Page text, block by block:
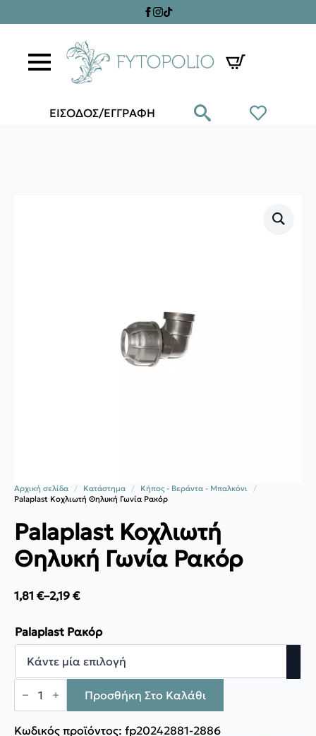
ΕΙΣΟΔΟΣ/ΕΓΓΡΑΦΗ
Αρχική σελίδα Κατάστημα
Κήπος - Βεράντα - Μπαλκόνι
Palaplast Κοχλιωτή Θηλυκή Γωνία Ρακόρ
Palaplast Κοχλιωτή
Θηλυκή Γωνία Ρακόρ
1,81 €–2,19 €
Price
1,81 €
through
2,19 €
Palaplast Ρακόρ
Palaplast
Κοχλιωτή
Θηλυκή
Ρακόρ
Προσθήκη Στο Καλάθι
Κωδικός προϊόντος: fp20242881-2886